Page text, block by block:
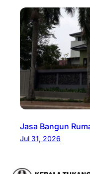
Jasa Bangun
Jul 31, 2026